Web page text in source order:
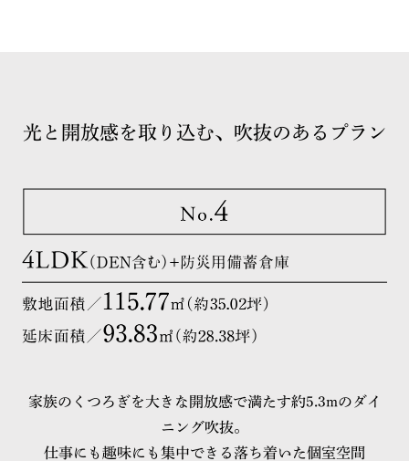
光と開放感を取り込む、吹抜のあるプラン
家族のくつろぎを大きな開放感で満たす約5.3mのダイ
ニング吹抜。
仕事にも趣味にも集中できる落ち着いた個室空間